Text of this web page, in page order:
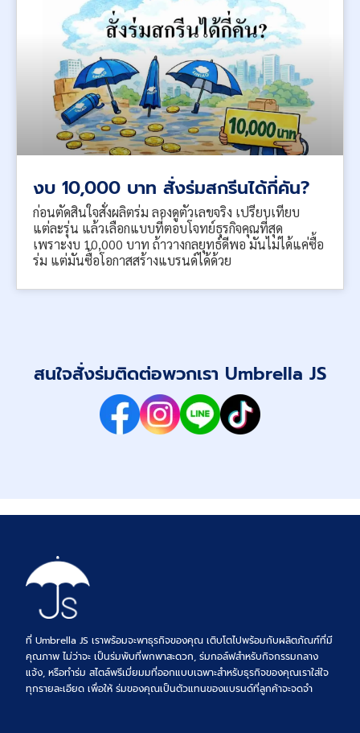
งบ 10,000 บาท สั่งร่มสกรีนได้กี่คัน?
ก่อนตัดสินใจสั่งผลิตร่ม ลองดูตัวเลขจริง เปรียบเทียบ
แต่ละรุ่น แล้วเลือกแบบที่ตอบโจทย์ธุรกิจคุณที่สุด
เพราะงบ 10,000 บาท ถ้าวางกลยุทธ์ดีพอ มันไม่ได้แค่ซื้อ
ร่ม แต่มันซื้อโอกาสสร้างแบรนด์ได้ด้วย
สนใจสั่งร่มติดต่อพวกเรา Umbrella JS
ที่ Umbrella JS เราพร้อมจะพาธุรกิจของคุณ เติบโตไปพร้อมกับผลิตภัณฑ์ที่มี
คุณภาพ ไม่ว่าจะ เป็นร่มพับที่พกพาสะดวก, ร่มกอล์ฟสำหรับกิจกรรมกลาง
แจ้ง, หรือทำร่ม สไตล์พรีเมี่ยมมที่ออกแบบเฉพาะสำหรับธุรกิจของคุณเราใส่ใจ
ทุกรายละเอียด เพื่อให้ ร่มของคุณเป็นตัวแทนของแบรนด์ที่ลูกค้าจะจดจำ